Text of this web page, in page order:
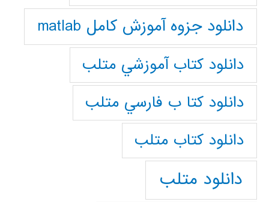
دانلود جزوه آموزش کامل matlab
دانلود كتاب آموزشي متلب
دانلود كتا ب فارسي متلب
دانلود كتاب متلب
دانلود متلب